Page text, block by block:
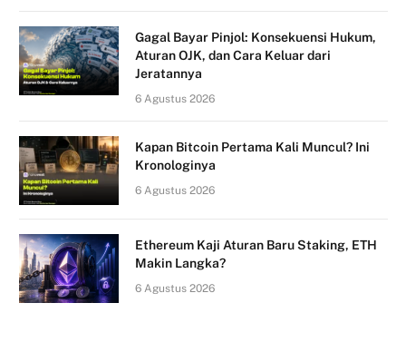
Gagal Bayar Pinjol: Konsekuensi Hukum,
Aturan OJK, dan Cara Keluar dari
Jeratannya
6 Agustus 2026
Kapan Bitcoin Pertama Kali Muncul? Ini
Kronologinya
6 Agustus 2026
Ethereum Kaji Aturan Baru Staking, ETH
Makin Langka?
6 Agustus 2026